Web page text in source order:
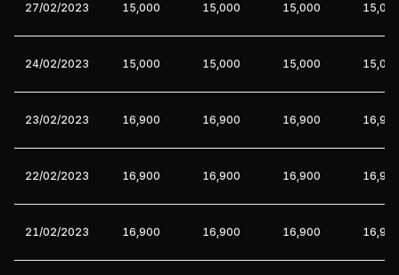
27/02/2023 15,000 15,000 15,000
24/02/2023 15,000 15,000 15,000
23/02/2023 16,900 16,900 16,900
22/02/2023 16,900 16,900 16,900
21/02/2023 16,900 16,900 16,900